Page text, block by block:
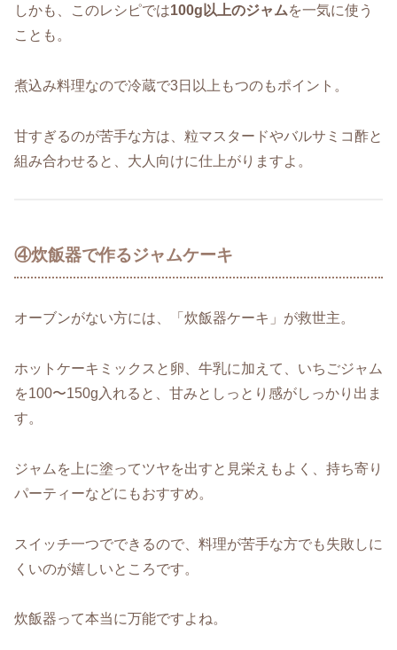
しかも、このレシピでは100g以上のジャムを一気に使う
ことも。
煮込み料理なので冷蔵で3日以上もつのもポイント。
甘すぎるのが苦手な方は、粒マスタードやバルサミコ酢と
組み合わせると、大人向けに仕上がりますよ。
④炊飯器で作るジャムケーキ
オーブンがない方には、「炊飯器ケーキ」が救世主。
ホットケーキミックスと卵、牛乳に加えて、いちごジャム
を100〜150g入れると、甘みとしっとり感がしっかり出ま
す。
ジャムを上に塗ってツヤを出すと見栄えもよく、持ち寄り
パーティーなどにもおすすめ。
スイッチ一つでできるので、料理が苦手な方でも失敗しに
くいのが嬉しいところです。
炊飯器って本当に万能ですよね。